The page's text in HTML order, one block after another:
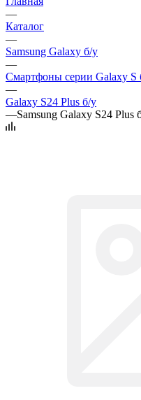
—
Каталог
—
Samsung Galaxy б/у
—
Смартфоны серии Galaxy S
—
Galaxy S24 Plus б/у
—Samsung Galaxy S24